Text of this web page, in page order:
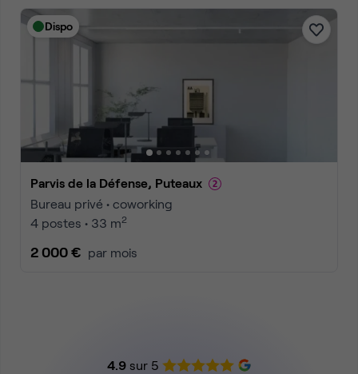
Dispo
Parvis de la Défense, Puteaux
Bureau privé • coworking
4 postes • 33 m2
2 000 € par mois
4.9sur 5